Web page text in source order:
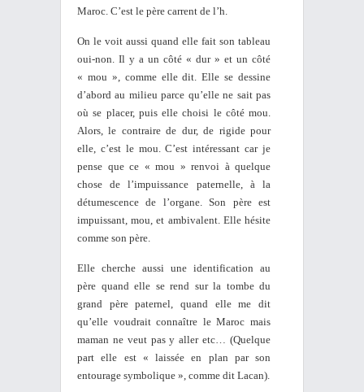
Maroc. C’est le père carrent de l’h.
On le voit aussi quand elle fait son tableau
oui-non. Il y a un côté « dur » et un côté
« mou », comme elle dit. Elle se dessine
d’abord au milieu parce qu’elle ne sait pas
où se placer, puis elle choisi le côté mou.
Alors, le contraire de dur, de rigide pour
elle, c’est le mou. C’est intéressant car je
pense que ce « mou » renvoi à quelque
chose de l’impuissance paternelle, à la
détumescence de l’organe. Son père est
impuissant, mou, et ambivalent. Elle hésite
comme son père.
Elle cherche aussi une identification au
père quand elle se rend sur la tombe du
grand père paternel, quand elle me dit
qu’elle voudrait connaître le Maroc mais
maman ne veut pas y aller etc… (Quelque
part elle est « laissée en plan par son
entourage symbolique », comme dit Lacan).